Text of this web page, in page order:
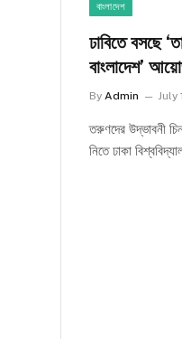
বাংলাদেশ
ঢাবিতে বসছে
বাংলাদেশ’
By Admin July
তরুণদের উদ্ভাবনী
নিতে ঢাকা